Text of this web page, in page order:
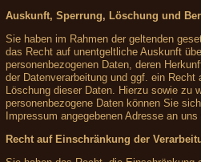
Auskunft, Sperrung, Löschung und
Sie haben im Rahmen der geltenden
das Recht auf unentgeltliche Auskunft
personenbezogenen Daten, deren
der Datenverarbeitung und ggf. ein Recht
Löschung dieser Daten. Hierzu sowie zu
personenbezogene Daten können Sie
Impressum angegebenen Adresse an uns
Recht auf Einschränkung der